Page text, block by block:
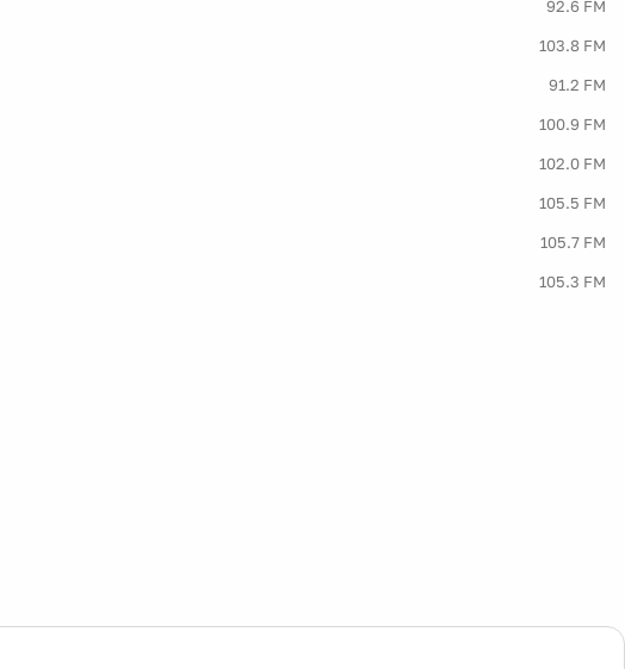
92.6 FM
103.8 FM
91.2 FM
100.9 FM
102.0 FM
105.5 FM
105.7 FM
105.3 FM